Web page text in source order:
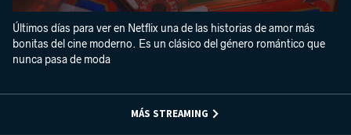
Últimos días para ver en Netflix una de las historias de amor más
bonitas del cine moderno. Es un clásico del género romántico que
nunca pasa de moda
MÁS STREAMING